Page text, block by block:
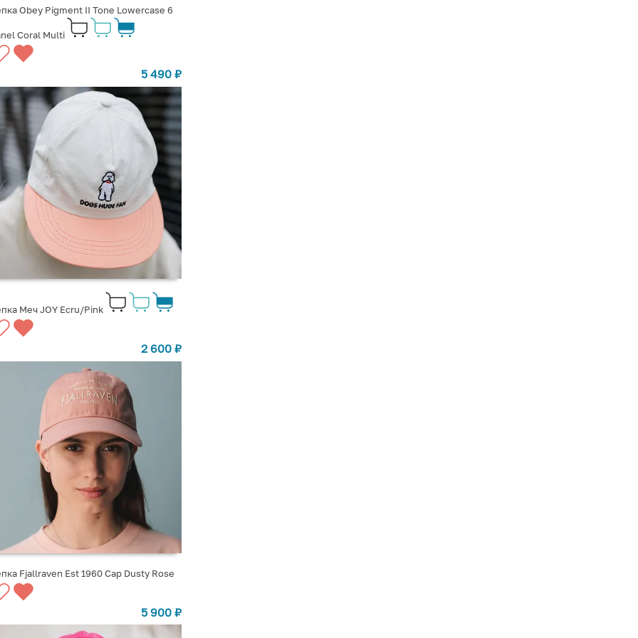
Obey Pigment II Tone Lowercase 6
Coral Multi
5 490₽
Меч JOY Ecru/Pink
2 600₽
ВЫБРАТЬ ВАРИАНТЫ
Fjallraven Est 1960 Cap Dusty Rose
5 900₽